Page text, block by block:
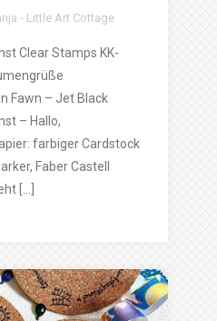
- Little Art Cottage
Clear Stamps KK-
Fawn – Jet Black
– Hallo,
farbiger Cardstock
Faber Castell
[…]